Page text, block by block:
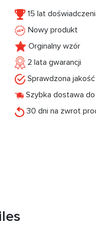
15 lat
Nowy produkt
Orginalny wzór
2 lata gwarancji
Sprawdzona jakość
Szybka dostawa
30 dni na zwrot